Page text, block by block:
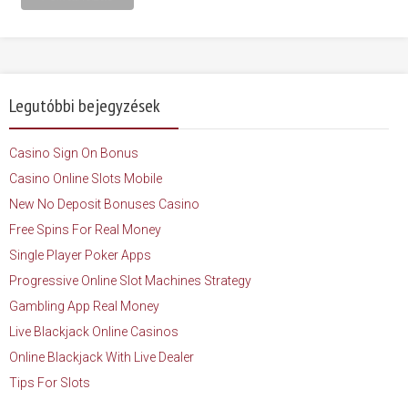
Legutóbbi bejegyzések
Casino Sign On Bonus
Casino Online Slots Mobile
New No Deposit Bonuses Casino
Free Spins For Real Money
Single Player Poker Apps
Progressive Online Slot Machines Strategy
Gambling App Real Money
Live Blackjack Online Casinos
Online Blackjack With Live Dealer
Tips For Slots